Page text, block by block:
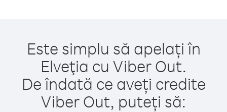
Este simplu să apelați în
Elveţia cu Viber Out.
De îndată ce aveți credite
Viber Out, puteți să: